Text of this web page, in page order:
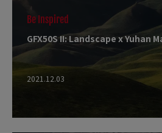
Be Inspired
GFX50S II: Landscape x Yuhan
2021.12.03